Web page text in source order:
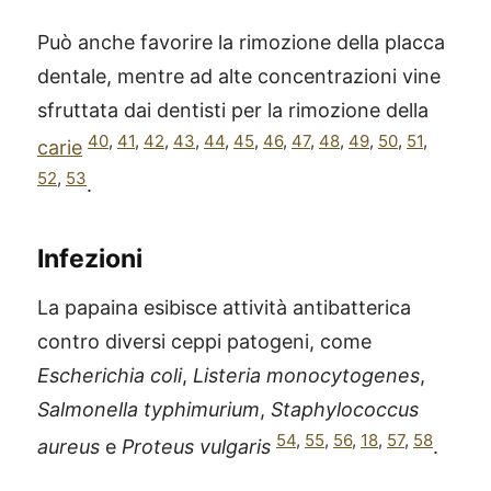
Può anche favorire la rimozione della placca
dentale, mentre ad alte concentrazioni vine
sfruttata dai dentisti per la rimozione della
carie 40, 41, 42, 43, 44, 45, 46, 47, 48, 49, 50, 51,
52, 53.
Infezioni
La papaina esibisce attività antibatterica
contro diversi ceppi patogeni, come
Escherichia coli, Listeria monocytogenes,
Salmonella typhimurium, Staphylococcus
aureus e Proteus vulgaris 54, 55, 56, 18, 57, 58.